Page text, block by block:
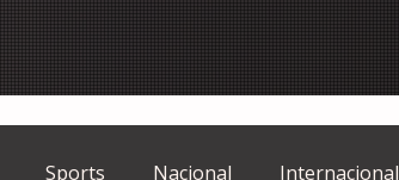
Sports Nacional Internacional